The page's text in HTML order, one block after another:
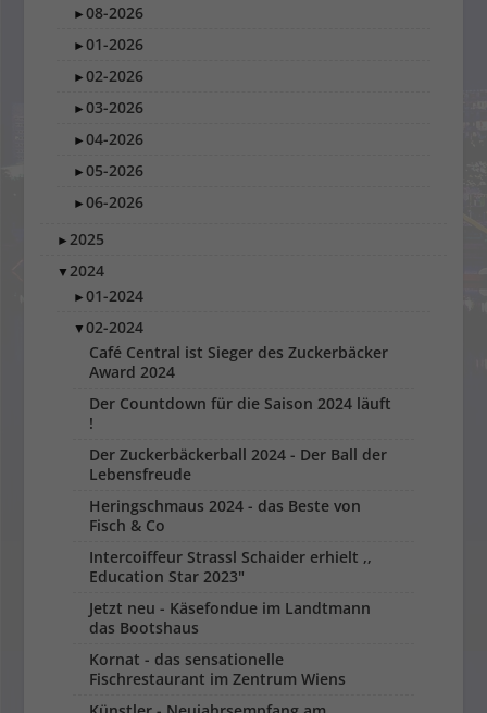
►08-2026
►01-2026
►02-2026
►03-2026
►04-2026
►05-2026
►06-2026
►2025
▼2024
►01-2024
▼02-2024
Café Central ist Sieger des Zuckerbäcker
Award 2024
Der Countdown für die Saison 2024 läuft
!
Der Zuckerbäckerball 2024 - Der Ball der
Lebensfreude
Heringschmaus 2024 - das Beste von
Fisch & Co
Intercoiffeur Strassl Schaider erhielt ,,
Education Star 2023"
Jetzt neu - Käsefondue im Landtmann
das Bootshaus
Kornat - das sensationelle
Fischrestaurant im Zentrum Wiens